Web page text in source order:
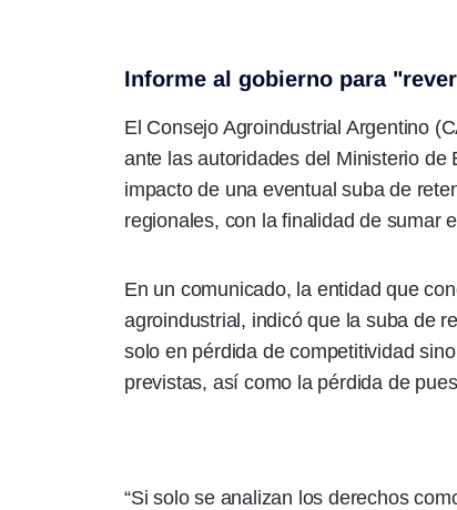
Informe al gobierno para
El Consejo Agroindustrial Argentino
ante las autoridades del Ministerio
impacto de una eventual suba de
regionales, con la finalidad de sumar
En un comunicado, la entidad que
agroindustrial, indicó que la suba de
solo en pérdida de competitividad
previstas, así como la pérdida de
“Si solo se analizan los derechos